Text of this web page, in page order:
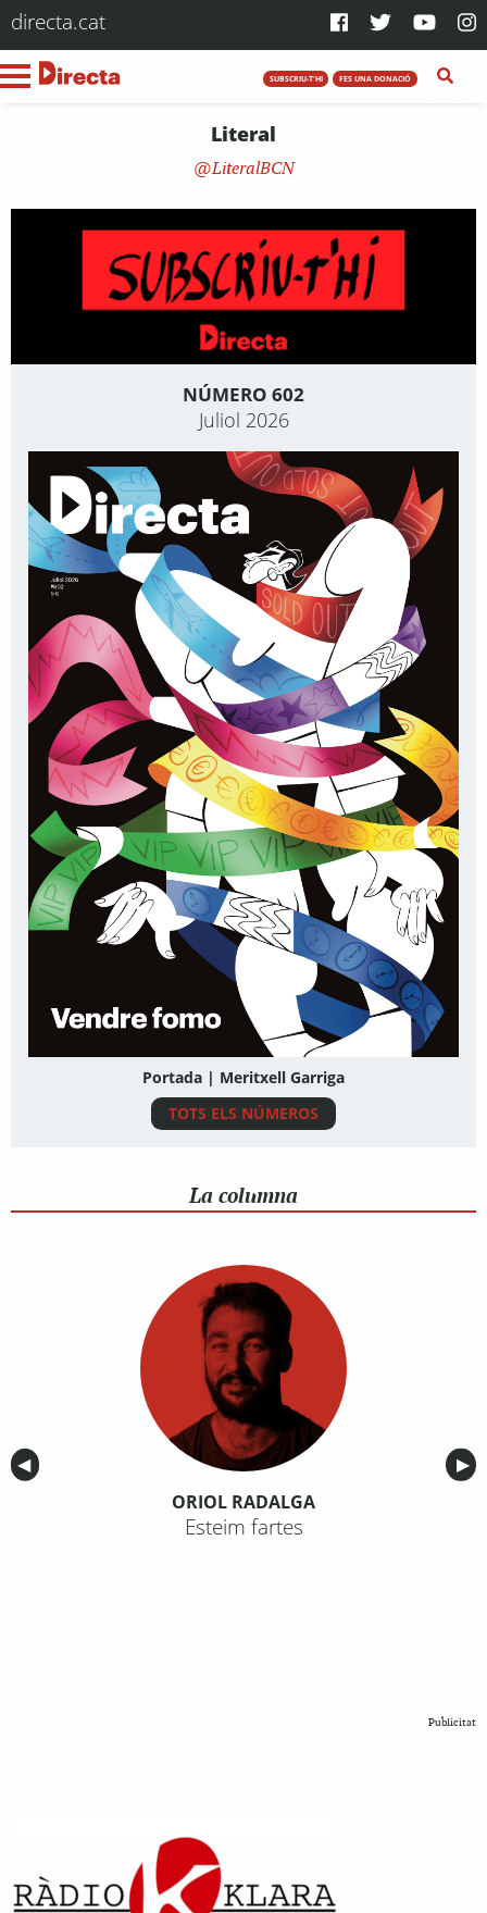
directa.cat
SUBSCRIU-T'HI FES UNA DONACIÓ
Literal
LiteralBCN
NÚMERO 602
Juliol 2026
Portada | Meritxell Garriga
TOTS ELS NÚMEROS
La columna
Anterior
◀︎ ▶︎
ORIOL RADALGA
Esteim fartes
Publicitat